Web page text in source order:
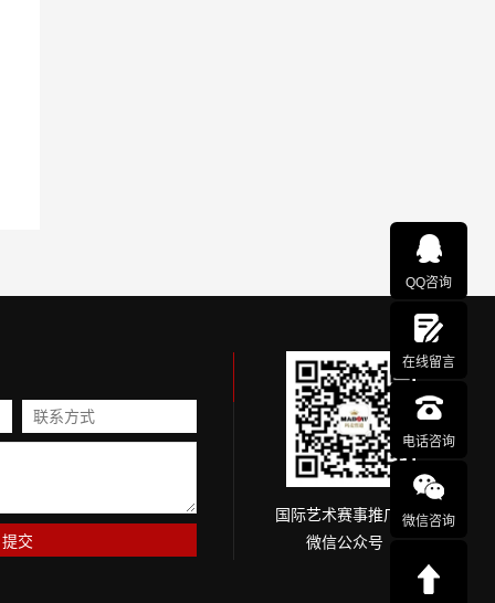
国际艺术赛事推广网
微信公众号
QQ咨询
在线留言
电话咨询
微信咨询